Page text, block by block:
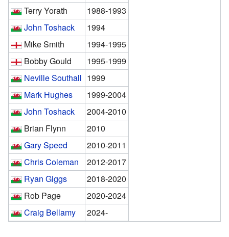
Terry Yorath
1988-1993
John Toshack
1994
Mike Smith
1994-1995
Bobby Gould
1995-1999
Neville Southall 1999
Mark Hughes
1999-2004
John Toshack
2004-2010
Brian Flynn
2010
Gary Speed
2010-2011
Chris Coleman
2012-2017
Ryan Giggs
2018-2020
Rob Page
2020-2024
Craig Bellamy
2024-